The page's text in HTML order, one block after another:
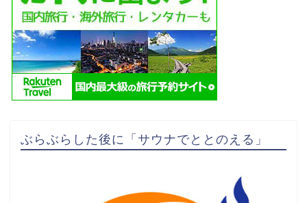
ぶらぶらした後に「サウナでととのえる」